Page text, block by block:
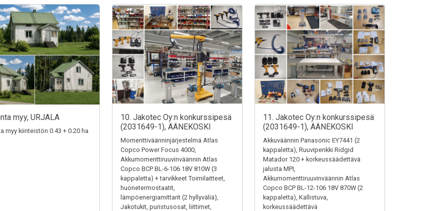
myy, URJALA
myy kiinteistön 0.43 + 0.20 ha
10. Jakotec Oy:n konkurssipesä
(2031649-1), ÄÄNEKOSKI
Momenttiväänninjärjestelmä Atlas
Copco Power Focus 4000,
Akkumomenttiruuvinväännin Atlas
Copco BCP BL-6-106 18V 810W (3
kappaletta) + tarvikkeet Toimilaitteet,
huonetermostaatit,
lämpöenergiamittarit (2 hyllyväliä),
Jakotukit, puristusosat, liittimet,
11. Jakotec Oy:n konkurssipesä
(2031649-1), ÄÄNEKOSKI
Akkuväännin Panasonic EY7441 (2
kappaletta), Ruuvipenkki Ridgid
Matador 120 + korkeussäädettävä
jalusta MPI,
Akkumomenttiruuvinväännin Atlas
Copco BCP BL-12-106 18V 870W (2
kappaletta), Kallistuva,
korkeussäädettävä